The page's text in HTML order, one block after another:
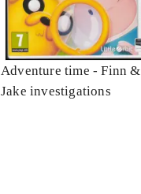
Adventure time - Finn &
Jake investigations